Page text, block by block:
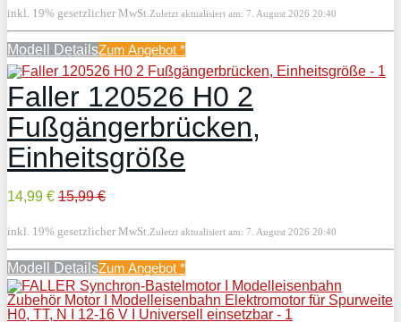
inkl. 19% gesetzlicher MwSt. Zuletzt aktualisiert am: 7. August 2026 20:40
Modell DetailsZum Angebot *
Faller 120526 H0 2
Fußgängerbrücken,
Einheitsgröße
14,99 € 15,99 €
inkl. 19% gesetzlicher MwSt. Zuletzt aktualisiert am: 7. August 2026 20:40
Modell DetailsZum Angebot *